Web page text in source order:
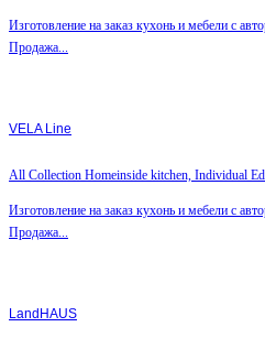
Изготовление на заказ кухонь и мебели с
Продажа...
VELA Line
All Collection Homeinside kitchen, Individual
Изготовление на заказ кухонь и мебели с
Продажа...
LandHAUS